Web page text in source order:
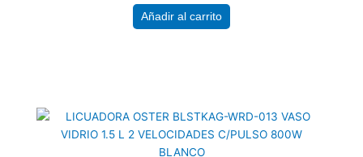
Añadir al carrito
original
era:
$74.0.
actual
es:
$57.5.